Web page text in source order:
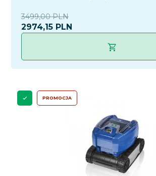
2974,15 PLN
3499,00 PLN
PROMOCJA